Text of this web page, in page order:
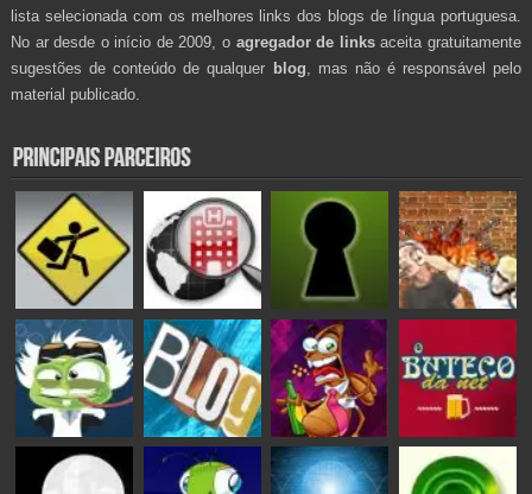
lista selecionada com os melhores links dos blogs de língua portuguesa.
No ar desde o início de 2009, o agregador de linksaceita gratuitamente
sugestões de conteúdo de qualquer blog , mas não é responsável pelo
material publicado.